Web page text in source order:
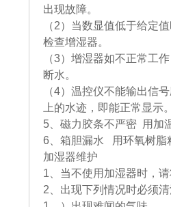
出现故障。
（2）当数显值低于给定
检查增湿器。
（3）增湿器如不正常工
断水。
（4）温控仪不能输出信
上的水迹，即能正常显示
5、磁力胶条不严密 用加
6、箱胆漏水 用环氧树脂
加湿器维护
1、当不使用加湿器时，
2、出现下列情况时必须